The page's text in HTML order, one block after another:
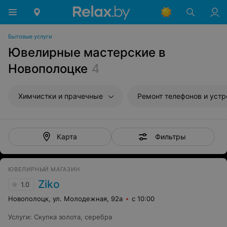
Бытовые услуги
Ювелирные мастерские в
Новополоцке 4
Химчистки и прачечные Ремонт телефонов и устройств
Карта Фильтры
ЮВЕЛИРНЫЙ МАГАЗИН
1.0 Ziko
Новополоцк, ул. Молодежная, 92а с 10:00
Услуги: Скупка золота, серебра